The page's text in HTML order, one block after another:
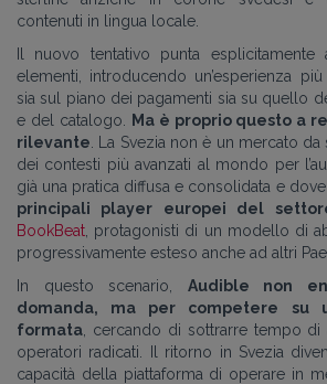
contenuti in lingua locale.
Il nuovo tentativo punta
elementi, introducendo un’esperienza
sia sul piano dei pagamenti sia su quello
e del catalogo.
Ma è proprio questo a
rilevante . La Svezia non è un mercato
dei contesti più avanzati al mondo per
già una pratica diffusa e consolidata e
principali player europei del
BookBeat , protagonisti di un modello di
progressivamente esteso anche ad altri
In questo scenario, Audible non
domanda, ma per competere su
formata , cercando di sottrarre tempo
operatori radicati. Il ritorno in Svezia
capacità della piattaforma di operare in